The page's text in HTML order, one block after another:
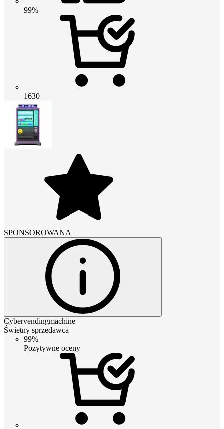
99%
1630
SPONSOROWANA
Cybervendingmachine
Świetny sprzedawca
99%
Pozytywne oceny